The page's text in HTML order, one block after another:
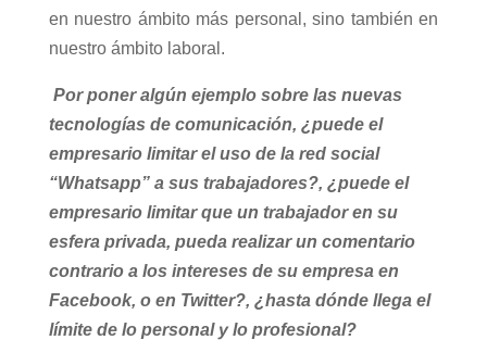
en nuestro ámbito más personal, sino también en
nuestro ámbito laboral.
Por poner algún ejemplo sobre las nuevas
tecnologías de comunicación, ¿puede el
empresario limitar el uso de la red social
“Whatsapp” a sus trabajadores?, ¿puede el
empresario limitar que un trabajador en su
esfera privada, pueda realizar un comentario
contrario a los intereses de su empresa en
Facebook, o en Twitter?, ¿hasta dónde llega el
límite de lo personal y lo profesional?